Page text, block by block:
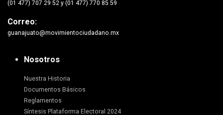
(01 477) 707 29 52 y (01 477) 770 85 59
Correo:
guanajuato@movimientociudadano.mx
Nosotros
Nuestra Historia
Documentos Básicos
Reglamentos
Síntesis Plataforma Electoral 2024